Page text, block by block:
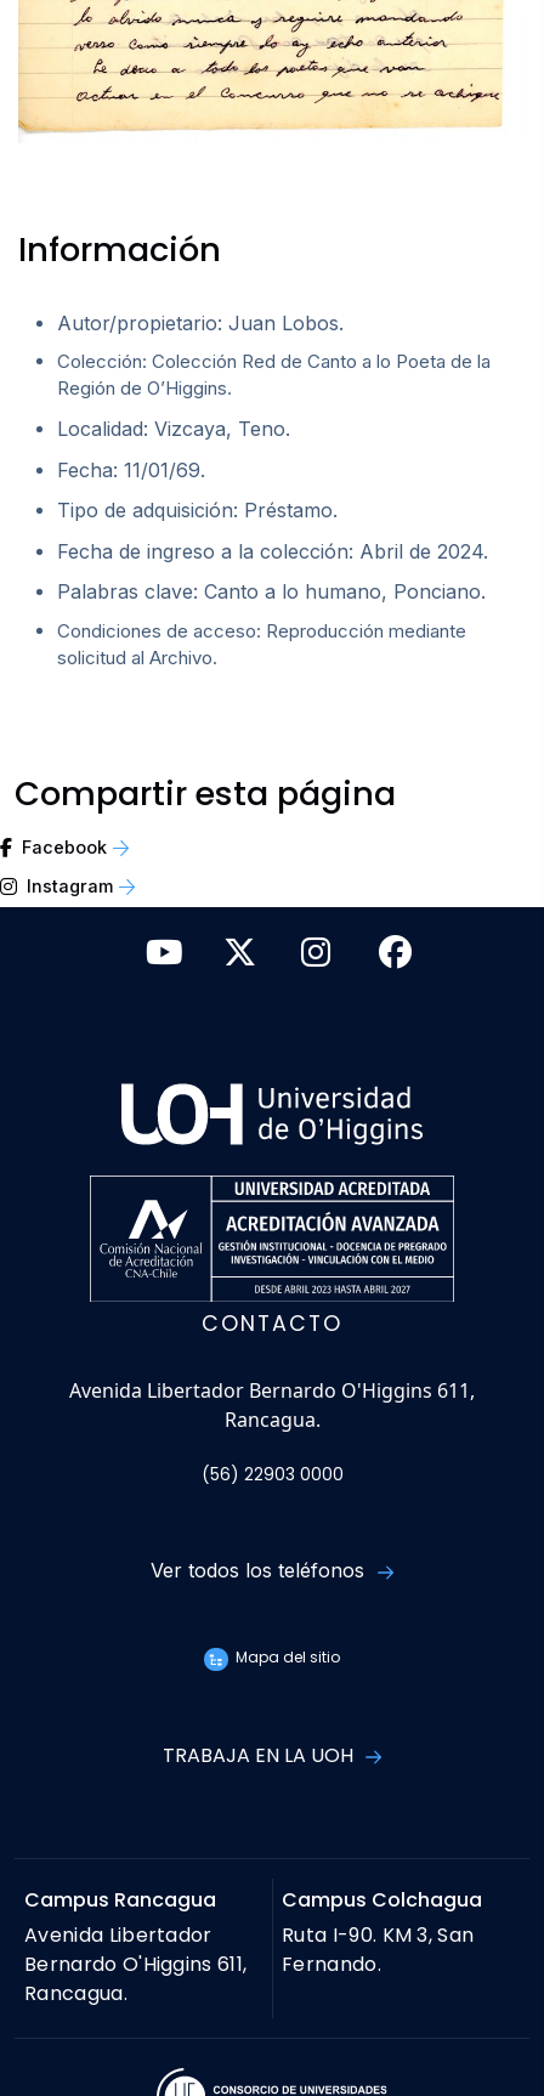
Información
Autor/propietario: Juan Lobos.
Colección: Colección Red de Canto a lo Poeta de la
Región de O’Higgins.
Localidad: Vizcaya, Teno.
Fecha: 11/01/69.
Tipo de adquisición: Préstamo.
Fecha de ingreso a la colección: Abril de 2024.
Palabras clave: Canto a lo humano, Ponciano.
Condiciones de acceso: Reproducción mediante
solicitud al Archivo.
Compartir esta página
Facebook
Instagram
CONTACTO
Avenida Libertador Bernardo O'Higgins 611,
Rancagua.
(56) 22903 0000
Ver todos los teléfonos
Mapa del sitio
TRABAJA EN LA UOH
Campus Rancagua
Avenida Libertador
Bernardo O'Higgins 611,
Rancagua.
Campus Colchagua
Ruta I-90. KM 3, San
Fernando.